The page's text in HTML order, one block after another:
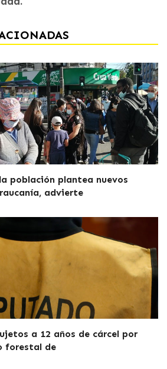
población plantea nuevos
advierte
a 12 años de cárcel por
forestal de